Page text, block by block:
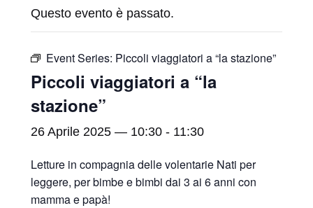
Questo evento è passato.
Event Series: Piccoli viaggiatori a “la stazione”
Piccoli viaggiatori a “la
stazione”
26 Aprile 2025 — 10:30 - 11:30
Letture in compagnia delle volentarie Nati per
leggere, per bimbe e bimbi dai 3 ai 6 anni con
mamma e papà!